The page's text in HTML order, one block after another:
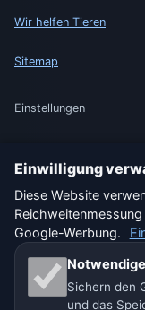
Wir helfen Tieren
Sitemap
Einstellungen
🇨🇿 Tschechien
Einwilligung
Diese Website
Google-Werbung.
Sichern den
und das